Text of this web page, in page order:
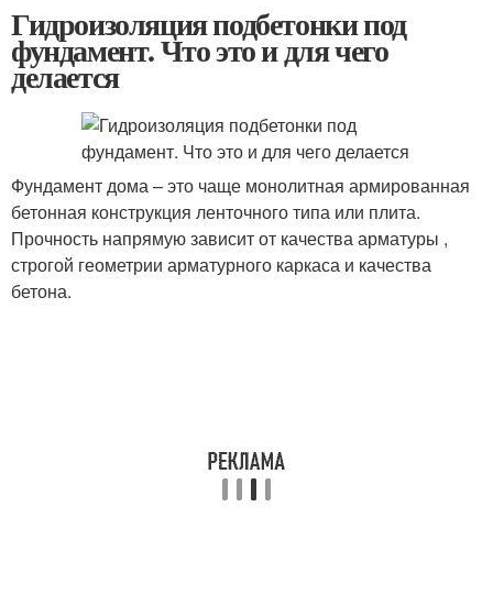
Гидроизоляция подбетонки под
фундамент. Что это и для чего
делается
Фундамент дома – это чаще монолитная армированная
бетонная конструкция ленточного типа или плита.
Прочность напрямую зависит от качества арматуры ,
строгой геометрии арматурного каркаса и качества
бетона.